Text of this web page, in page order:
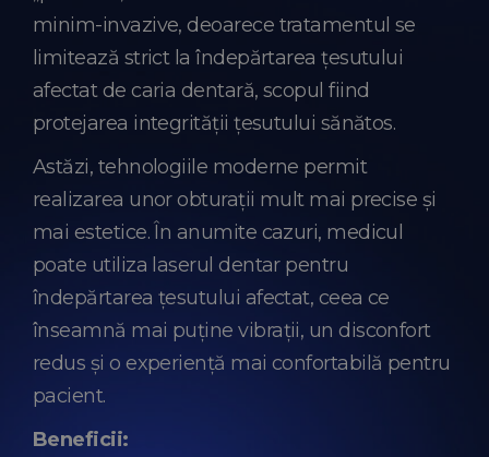
minim-invazive, deoarece tratamentul se
limitează strict la îndepărtarea țesutului
afectat de caria dentară, scopul fiind
protejarea integrității țesutului sănătos.
Astăzi, tehnologiile moderne permit
realizarea unor obturații mult mai precise și
mai estetice. În anumite cazuri, medicul
poate utiliza laserul dentar pentru
îndepărtarea țesutului afectat, ceea ce
înseamnă mai puține vibrații, un disconfort
redus și o experiență mai confortabilă pentru
pacient.
Beneficii: